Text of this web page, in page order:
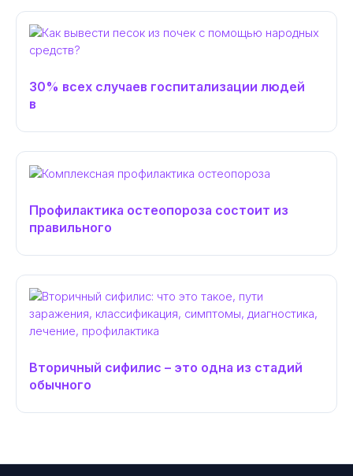
30% всех случаев госпитализации людей
в
Профилактика остеопороза состоит из
правильного
​Вторичный сифилис – это одна из стадий
обычного